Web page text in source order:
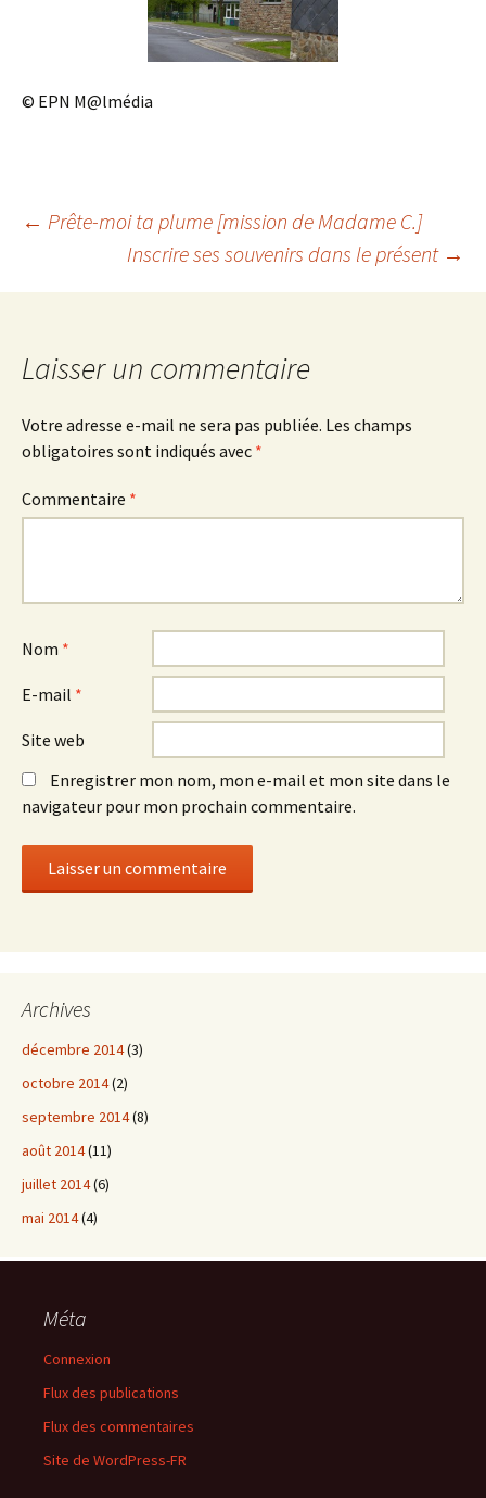
© EPN M@lmédia
Navigation
des
articles
← Prête-moi ta plume [mission de Madame C.]
Inscrire ses souvenirs dans le présent →
Laisser un commentaire
Votre adresse e-mail ne sera pas publiée. Les champs
obligatoires sont indiqués avec *
Commentaire *
Nom *
E-mail *
Site web
Enregistrer mon nom, mon e-mail et mon site dans le
navigateur pour mon prochain commentaire.
Archives
décembre 2014(3)
octobre 2014(2)
septembre 2014(8)
août 2014(11)
juillet 2014(6)
mai 2014(4)
Méta
Connexion
Flux des publications
Flux des commentaires
Site de WordPress-FR